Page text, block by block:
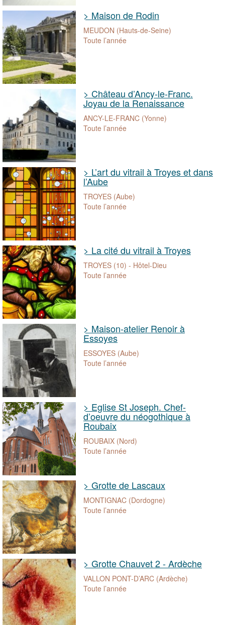
> Maison de Rodin
MEUDON (Hauts-de-Seine)
Toute l’année
> Château d’Ancy-le-Franc.
Joyau de la Renaissance
ANCY-LE-FRANC (Yonne)
Toute l’année
> L’art du vitrail à Troyes et dans
l’Aube
TROYES (Aube)
Toute l’année
> La cité du vitrail à Troyes
TROYES (10) - Hôtel-Dieu
Toute l’année
> Maison-atelier Renoir à
Essoyes
ESSOYES (Aube)
Toute l’année
> Eglise St Joseph. Chef-
d’oeuvre du néogothique à
Roubaix
ROUBAIX (Nord)
Toute l’année
> Grotte de Lascaux
MONTIGNAC (Dordogne)
Toute l’année
> Grotte Chauvet 2 - Ardèche
VALLON PONT-D’ARC (Ardèche)
Toute l’année